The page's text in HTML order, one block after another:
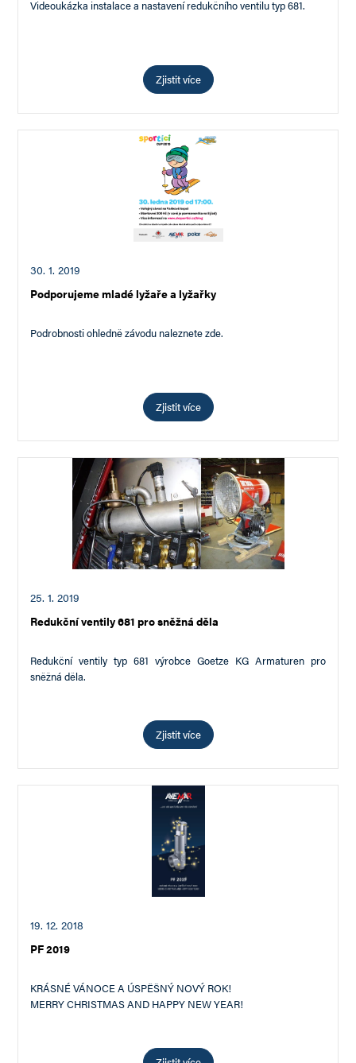
Videoukázka instalace a nastavení redukčního ventilu typ 681.
Zjistit více
30. 1. 2019
Podporujeme mladé lyžaře a lyžařky
Podrobnosti ohledně závodu naleznete zde.
Zjistit více
25. 1. 2019
Redukční ventily 681 pro sněžná děla
Redukční ventily typ 681 výrobce Goetze KG Armaturen pro
sněžná děla.
Zjistit více
19. 12. 2018
PF 2019
KRÁSNÉ VÁNOCE A ÚSPĚŠNÝ NOVÝ ROK!
MERRY CHRISTMAS AND HAPPY NEW YEAR!